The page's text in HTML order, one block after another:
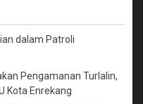
dalam Patroli
Pengamanan Turlalin,
Kota Enrekang